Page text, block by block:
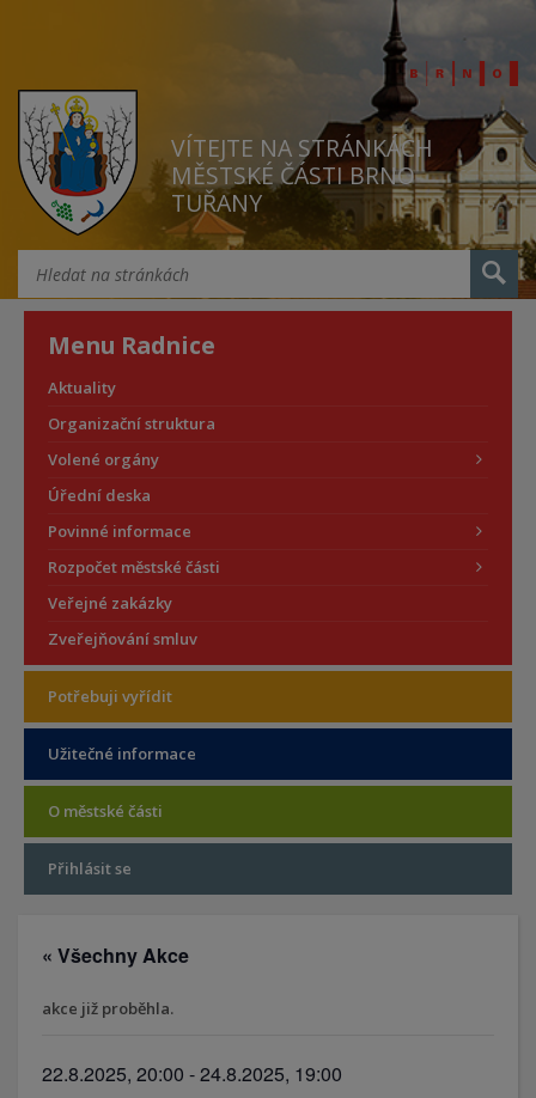
VÍTEJTE NA STRÁNKÁCH
MĚSTSKÉ ČÁSTI BRNO
TUŘANY
Menu Radnice
Aktuality
Organizační struktura
Volené orgány
Úřední deska
Povinné informace
Rozpočet městské části
Veřejné zakázky
Zveřejňování smluv
Potřebuji vyřídit
Užitečné informace
O městské části
Přihlásit se
« Všechny Akce
akce již proběhla.
22.8.2025, 20:00 -24.8.2025, 19:00